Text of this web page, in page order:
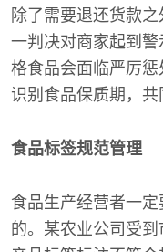
除了需要退还货款
一判决对商家起到
格食品会面临严厉
识别食品保质期，共
食品标签规范管理
食品生产经营者一
的。某农业公司受